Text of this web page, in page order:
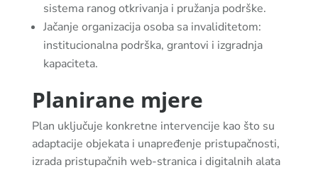
sistema ranog otkrivanja i pružanja podrške.
Jačanje organizacija osoba sa invaliditetom:
institucionalna podrška, grantovi i izgradnja
kapaciteta.
Planirane mjere
Plan uključuje konkretne intervencije kao što su
adaptacije objekata i unapređenje pristupačnosti,
izrada pristupačnih web-stranica i digitalnih alata